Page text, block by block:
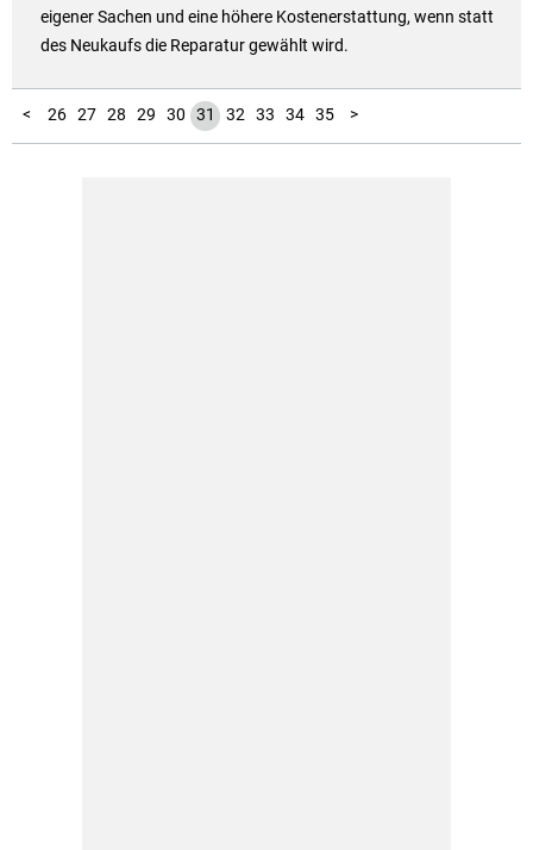
eigener Sachen und eine höhere Kostenerstattung, wenn statt
des Neukaufs die Reparatur gewählt wird.
<
1
2
3
4
5
6
7
8
9
10
11
12
13
14
15
16
17
18
19
20
21
22
23
24
25 26 27 28 29 30 31 32 33 34 35
36
37
38
39
40
41
42
43
44
45
46
47
48
49
50
51
52
53
54
55
56
57
58
59
60
61
62
63
64
65
66
67
68
69
70
71
72
73
74
75
76
77
78
79
80
81
82
83
84
85
86
87
88
89
90
91
92
93
94
95
96
97 >